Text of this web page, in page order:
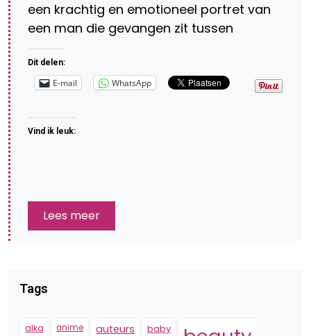
een krachtig en emotioneel portret van
een man die gevangen zit tussen
Dit delen:
E-mail WhatsApp
Vind ik leuk:
Lees meer
Tags
alka anime auteurs baby